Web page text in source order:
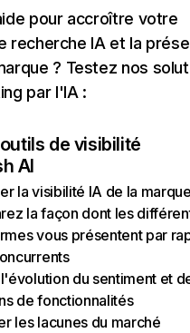
pour accroître votre
recherche IA et la
? Testez nos
par l'IA :
de visibilité
AI
la visibilité IA de la
la façon dont les
vous présentent par
du sentiment et
de fonctionnalités
les lacunes du marché